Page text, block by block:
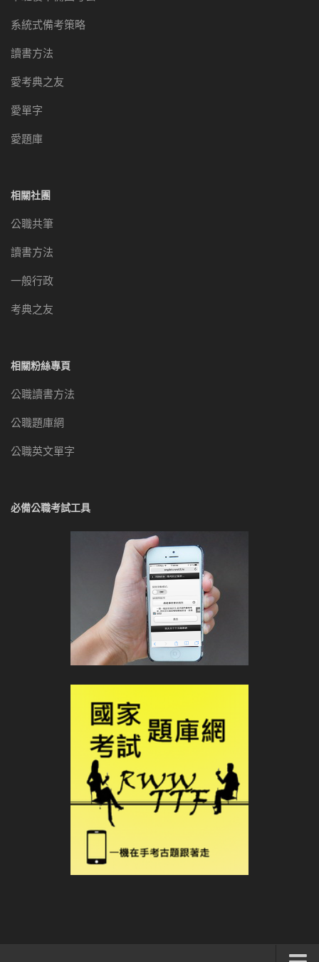
系統式備考策略
讀書方法
愛考典之友
愛單字
愛題庫
相關社團
公職共筆
讀書方法
一般行政
考典之友
相關粉絲專頁
公職讀書方法
公職題庫網
公職英文單字
必備公職考試工具